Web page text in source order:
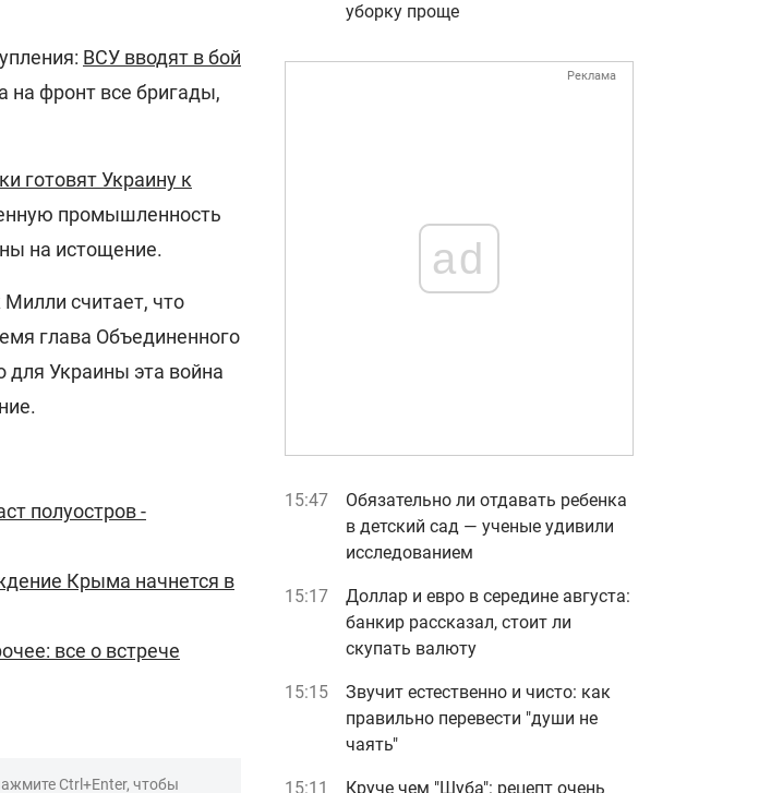
ВСУ вводят в бой
на фронт все бригады,
готовят Украину к
промышленность
на истощение.
считает, что
глава Объединенного
для Украины эта война
полуостров -
Крыма начнется в
все о встрече
Ctrl+Enter, чтобы
уборку проще
Реклама
ad
15:47
Обязательно ли отдавать ребенка
в детский сад — ученые удивили
исследованием
15:17
Доллар и евро в середине августа:
банкир рассказал, стоит ли
скупать валюту
15:15
Звучит естественно и чисто: как
правильно перевести "души не
чаять"
15:11 Круче чем "Шуба": рецепт очень